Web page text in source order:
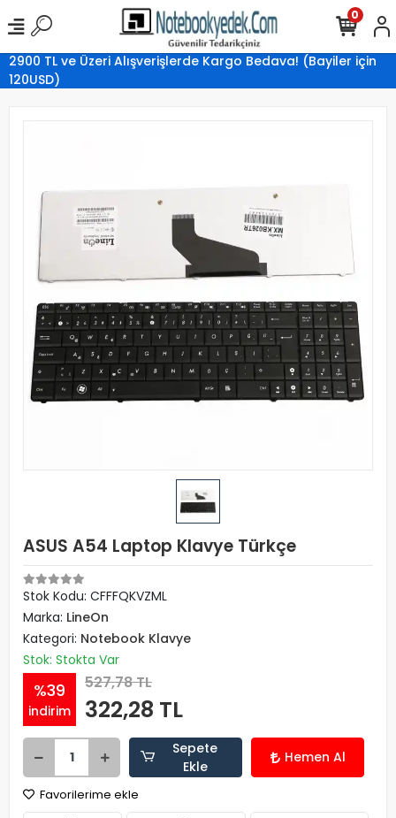
2900 TL ve Üzeri Alışverişlerde Kargo Bedava! (Bayiler için
120USD)
0
ASUS A54 Laptop Klavye Türkçe
Stok Kodu: CFFFQKVZML
Marka: LineOn
Kategori: Notebook Klavye
Stok: Stokta Var
%39
indirim
527,78 TL
322,28 TL
Sepete
Ekle
Hemen Al
Favorilerime ekle